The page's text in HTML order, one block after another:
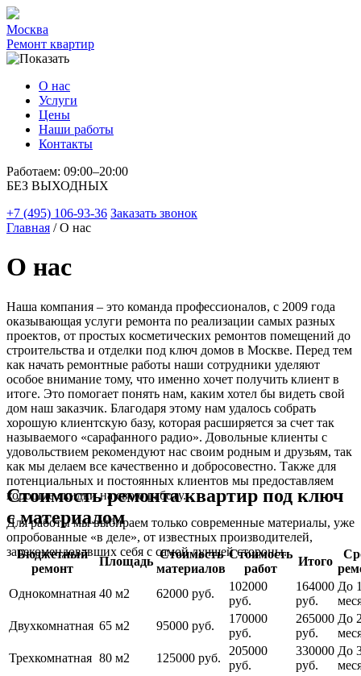
Москва
Ремонт квартир
О нас
Услуги
Цены
Наши работы
Контакты
Работаем: 09:00–20:00
БЕЗ ВЫХОДНЫХ
+7 (495) 106-93-36 Заказать звонок
Главная / О нас
О нас
Наша компания – это команда профессионалов, с 2009 года
оказывающая услуги ремонта по реализации самых разных
проектов, от простых косметических ремонтов помещений до
строительства и отделки под ключ домов в Москве. Перед тем
как начать ремонтные работы наши сотрудники уделяют
особое внимание тому, что именно хочет получить клиент в
итоге. Это помогает понять нам, каким хотел бы видеть свой
дом наш заказчик. Благодаря этому нам удалось собрать
хорошую клиентскую базу, которая расширяется за счет так
называемого «сарафанного радио». Довольные клиенты с
удовольствием рекомендуют нас своим родным и друзьям, так
как мы делаем все качественно и добросовестно. Также для
потенциальных и постоянных клиентов мы предоставляем
хорошие скидки на свою работу.
Для работы мы выбираем только современные материалы, уже
опробованные «в деле», от известных производителей,
зарекомендовавших себя с самой лучшей стороны.
Стоимость ремонта квартир под ключ
с материалом
Бюджетный
ремонт
Площадь
Стоимость
материалов
Стоимость
работ
Итого
Однокомнатная 40 м2 62000 руб.
102000
руб.
164000
руб.
До
Двухкомнатная 65 м2 95000 руб.
170000
руб.
265000
руб.
До
Трехкомнатная 80 м2 125000 руб.
205000
руб.
330000
руб.
До